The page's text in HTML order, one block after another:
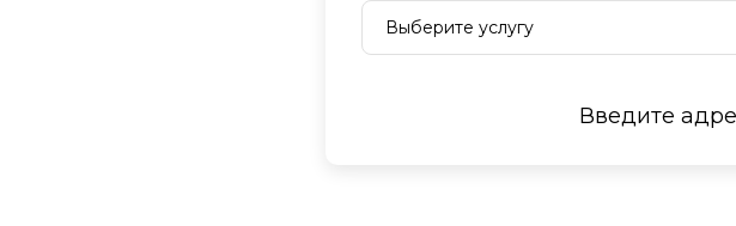
Введите